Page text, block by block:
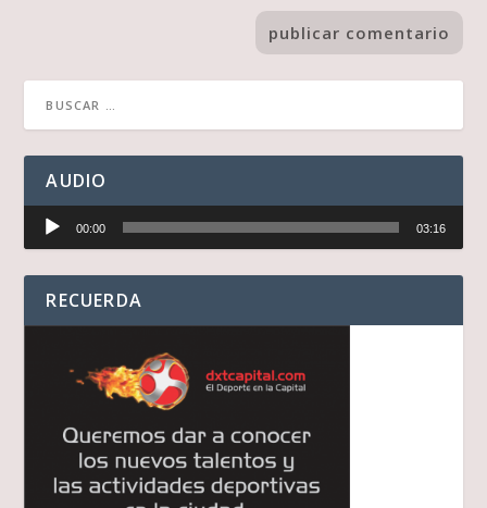
AUDIO
Reproductor
audio
00:00 03:16
RECUERDA